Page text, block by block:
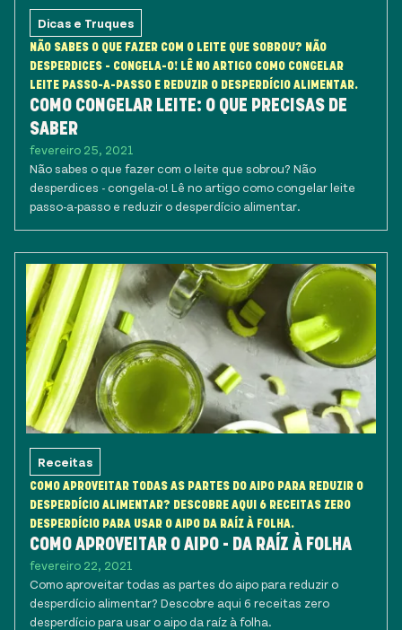
Dicas e Truques
NÃO SABES O QUE FAZER COM O LEITE QUE SOBROU? NÃO
DESPERDICES - CONGELA-O! LÊ NO ARTIGO COMO CONGELAR
LEITE PASSO-A-PASSO E REDUZIR O DESPERDÍCIO ALIMENTAR.
COMO CONGELAR LEITE: O QUE PRECISAS DE
SABER
fevereiro 25, 2021
Não sabes o que fazer com o leite que sobrou? Não
desperdices - congela-o! Lê no artigo como congelar leite
passo-a-passo e reduzir o desperdício alimentar.
Receitas
COMO APROVEITAR TODAS AS PARTES DO AIPO PARA REDUZIR O
DESPERDÍCIO ALIMENTAR? DESCOBRE AQUI 6 RECEITAS ZERO
DESPERDÍCIO PARA USAR O AIPO DA RAÍZ À FOLHA.
COMO APROVEITAR O AIPO - DA RAÍZ À FOLHA
fevereiro 22, 2021
Como aproveitar todas as partes do aipo para reduzir o
desperdício alimentar? Descobre aqui 6 receitas zero
desperdício para usar o aipo da raíz à folha.